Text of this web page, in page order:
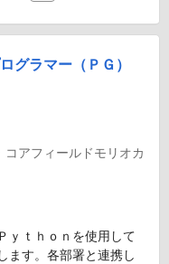
グラマー（ＰＧ）
アフィールドモリオカ
ｙｔｈｏｎを使用して
ます。各部署と連携し